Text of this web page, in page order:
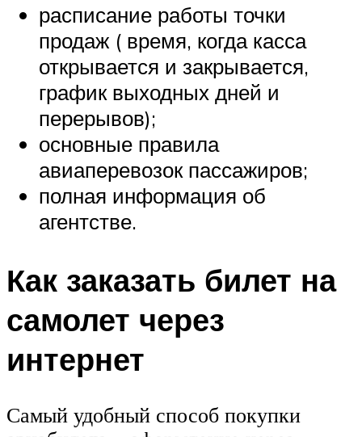
расписание работы точки
продаж ( время, когда касса
открывается и закрывается,
график выходных дней и
перерывов);
основные правила
авиаперевозок пассажиров;
полная информация об
агентстве.
Как заказать билет на
самолет через
интернет
Самый удобный способ покупки